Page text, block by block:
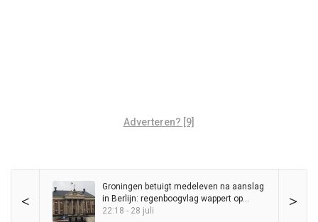
Adverteren? [9]
< >
Groningen betuigt medeleven na aanslag
in Berlijn: regenboogvlag wappert op
Stadhuis
22:18 - 28 juli